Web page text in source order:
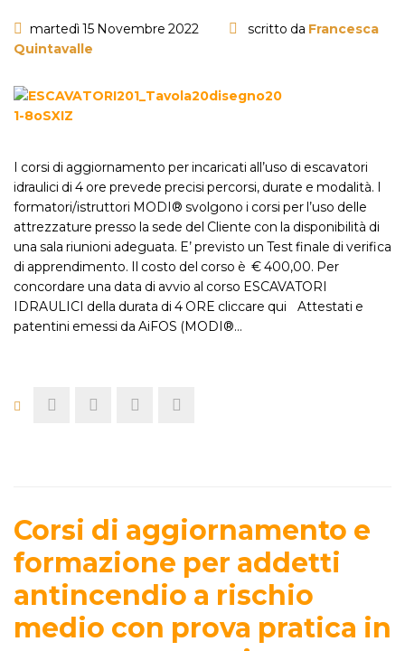
martedì 15 Novembre 2022 scritto da Francesca
Quintavalle
I corsi di aggiornamento per incaricati all’uso di escavatori
idraulici di 4 ore prevede precisi percorsi, durate e modalità. I
formatori/istruttori MODI® svolgono i corsi per l’uso delle
attrezzature presso la sede del Cliente con la disponibilità di
una sala riunioni adeguata. E’ previsto un Test finale di verifica
di apprendimento. Il costo del corso è € 400,00. Per
concordare una data di avvio al corso ESCAVATORI
IDRAULICI della durata di 4 ORE cliccare qui Attestati e
patentini emessi da AiFOS (MODI®…
Corsi di aggiornamento e
formazione per addetti
antincendio a rischio
medio con prova pratica in